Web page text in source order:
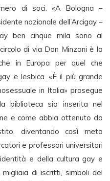
di soci. «A Bologna –
nazionale dell’Arcigay –
ben cinque mila sono al
di via Don Minzoni è la
in Europa per quel che
e lesbica. «È il più grande
in Italia» prosegue
biblioteca sia inserita nel
e come abbia ottenuto da
diventando così meta
e professori universitari
e della cultura gay e
di iscritti, simboli del